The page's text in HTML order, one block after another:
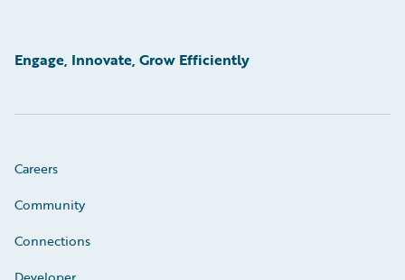
Engage, Innovate, Grow Efficiently
Careers
Community
Connections